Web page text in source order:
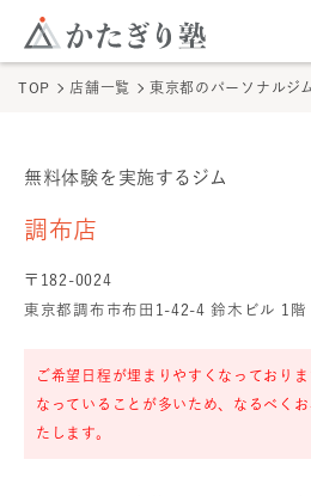
TOP 店舗一覧 東京都 のパーソナルジム
無料体験を実施するジム
調布店の無料体験
調布店
〒 182 -0024
東京都調布市布田1-42-4 鈴木ビル 1階
ご希望日程が埋まりやすくなっており
なっていることが多いため、なるべく
たします。